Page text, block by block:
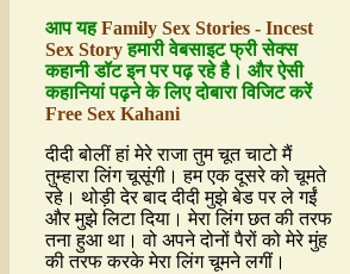
आप यहFamily Sex Stories - Incest
Sex Storyहमारी वेबसाइट फ्री सेक्स
कहानी डॉट इन पर पढ़ रहे है। और ऐसी
कहानियां पढ़ने के लिए दोबारा विजिट करें
Free Sex Kahani
दीदी बोलीं हां मेरे राजा तुम चूत चाटो मैं
तुम्हारा लिंग चूसूंगी। हम एक दूसरे को चूमते
रहे। थोड़ी देर बाद दीदी मुझे बेड पर ले गईं
और मुझे लिटा दिया। मेरा लिंग छत की तरफ
तना हुआ था। वो अपने दोनों पैरों को मेरे मुंह
की तरफ करके मेरा लिंग चूमने लगीं।